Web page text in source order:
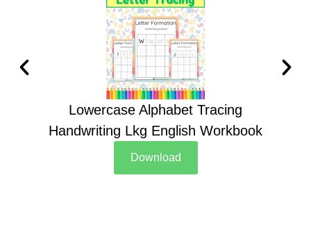
Lowercase Alphabet Tracing
Handwriting Lkg English Workbook
Download